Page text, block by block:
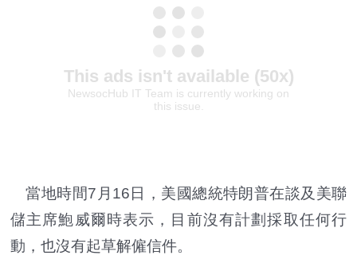
當地時間7月16日，美國總統特朗普在談及美聯
儲主席鮑威爾時表示，目前沒有計劃採取任何行
動，也沒有起草解僱信件。